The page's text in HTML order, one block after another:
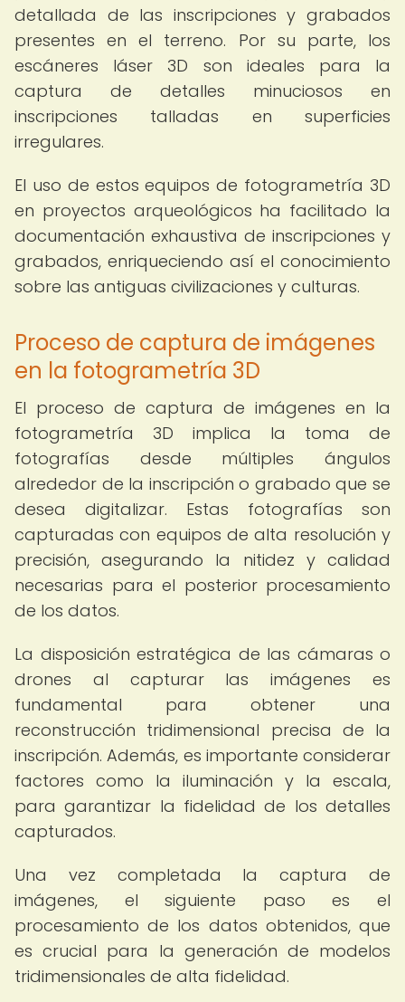
detallada de las inscripciones y grabados
presentes en el terreno. Por su parte, los
escáneres láser 3D son ideales para la
captura de detalles minuciosos en
inscripciones talladas en superficies
irregulares.
El uso de estos equipos de fotogrametría 3D
en proyectos arqueológicos ha facilitado la
documentación exhaustiva de inscripciones y
grabados, enriqueciendo así el conocimiento
sobre las antiguas civilizaciones y culturas.
Proceso de captura de imágenes
en la fotogrametría 3D
El proceso de captura de imágenes en la
fotogrametría 3D implica la toma de
fotografías desde múltiples ángulos
alrededor de la inscripción o grabado que se
desea digitalizar. Estas fotografías son
capturadas con equipos de alta resolución y
precisión, asegurando la nitidez y calidad
necesarias para el posterior procesamiento
de los datos.
La disposición estratégica de las cámaras o
drones al capturar las imágenes es
fundamental para obtener una
reconstrucción tridimensional precisa de la
inscripción. Además, es importante considerar
factores como la iluminación y la escala,
para garantizar la fidelidad de los detalles
capturados.
Una vez completada la captura de
imágenes, el siguiente paso es el
procesamiento de los datos obtenidos, que
es crucial para la generación de modelos
tridimensionales de alta fidelidad.